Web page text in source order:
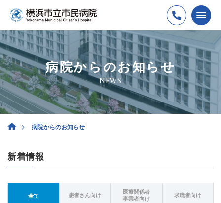
病院からのお知らせ
NEWS
病院からのお知らせ
新着情報
全て 患者さん向け
医療関係者
事業者向け
求職者向け